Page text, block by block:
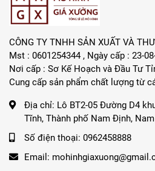
CÔNG TY TNHH SẢN XUẤT VÀ
Mst : 0601254344 , Ngày cấp : 23-
Nơi cấp : Sơ Kế Hoạch và Đầu Tư
Cung cấp sản phẩm chất lượng từ
Địa chỉ: Lô BT2-05 Đường D4
Tĩnh, Thành phố Nam Định,
Số điện thoại: 0962458888
Email: